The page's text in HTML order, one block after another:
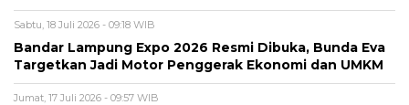
Sabtu, 18 Juli 2026 - 09:18 WIB
Bandar Lampung Expo 2026 Resmi Dibuka, Bunda Eva
Targetkan Jadi Motor Penggerak Ekonomi dan UMKM
Jumat, 17 Juli 2026 - 09:57 WIB